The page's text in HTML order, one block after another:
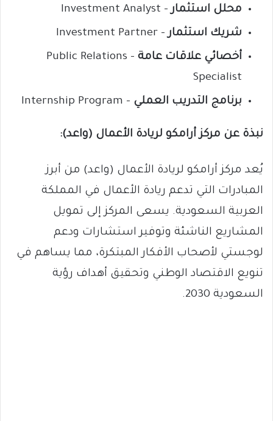
محلل استثمار– Investment Analyst
شريك استثمار– Investment Partner
أخصائي علاقات عامة
– Public Relations
Specialist
برنامج التدريب العملي – Internship Program
نبذة عن مركز أرامكو لريادة الأعمال (واعد):
يُعد مركز أرامكو لريادة الأعمال (واعد) من أبرز
المبادرات التي تدعم ريادة الأعمال في المملكة
العربية السعودية. يسعى المركز إلى تمويل
المشاريع الناشئة وتوفير استشارات ودعم
لوجستي لأصحاب الأفكار المبتكرة، مما يساهم في
تنويع الاقتصاد الوطني وتحقيق أهداف رؤية
السعودية 2030.